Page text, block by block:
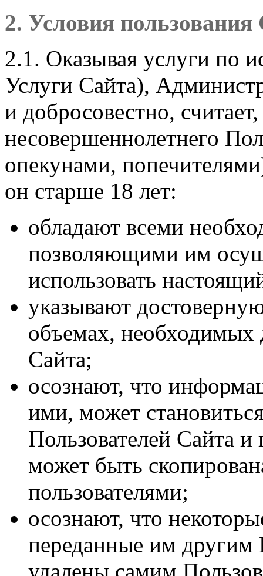
2. Условия
2.1. Оказывая услуги по
Услуги Сайта),
и добросовестно,
несовершеннолетнего
опекунами,
он старше 18 лет:
обладают всеми
позволяющими им
использовать
указывают
объемах, необходимых
Сайта;
осознают, что
ими, может
Пользователей Сайта и
может быть
пользователями;
осознают, что
переданные им другим
удалены самим